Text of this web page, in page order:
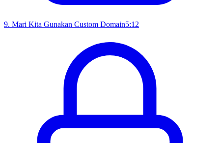
9. Mari Kita Gunakan Custom Domain5:12